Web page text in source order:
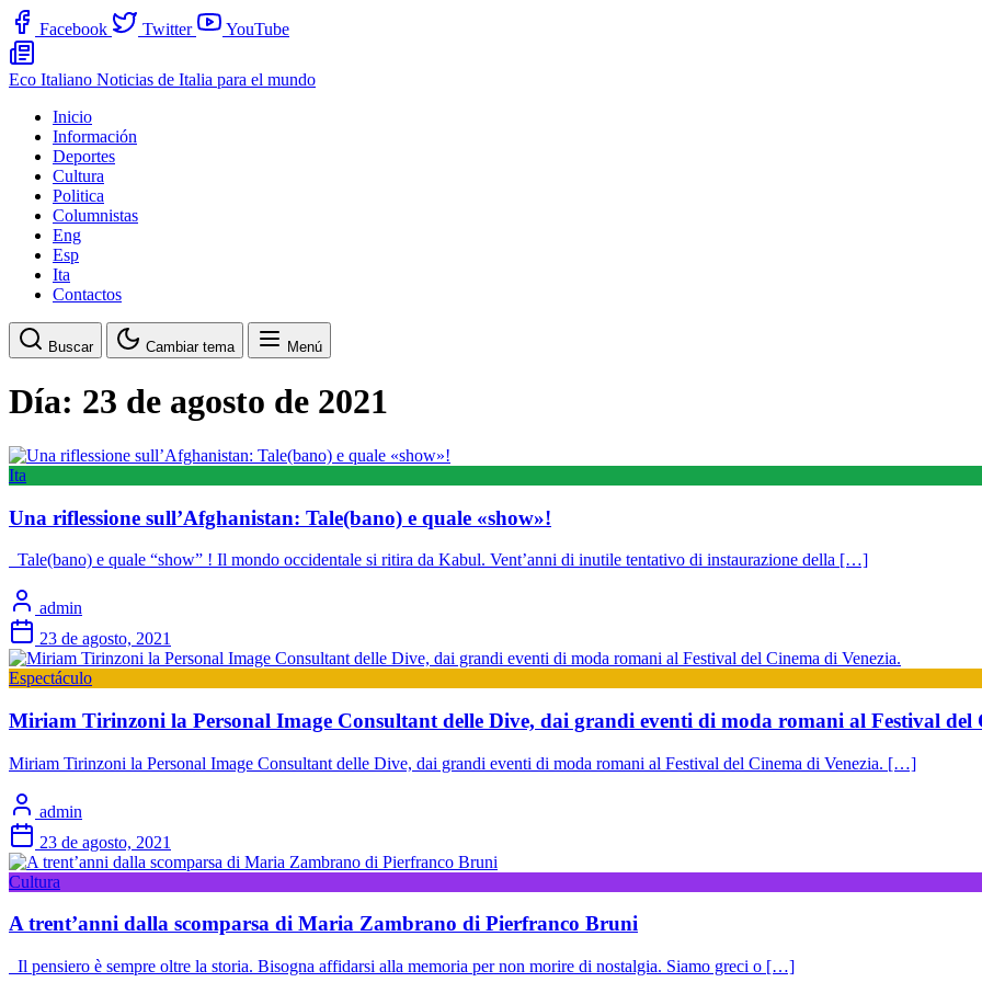
Facebook Twitter YouTube
Eco Italiano Noticias de Italia para el mundo
Inicio
Información
Deportes
Cultura
Politica
Columnistas
Eng
Esp
Ita
Contactos
Buscar Cambiar tema Menú
Día: 23 de agosto de 2021
Ita
Una riflessione sull’Afghanistan: Tale(bano) e quale «show»!
Tale(bano) e quale “show” ! Il mondo occidentale si ritira da Kabul. Vent’anni di inutile tentativo di instaurazione della […]
admin
23 de agosto, 2021
Espectáculo
Miriam Tirinzoni la Personal Image Consultant delle Dive, dai grandi eventi di moda romani al Festival del
Miriam Tirinzoni la Personal Image Consultant delle Dive, dai grandi eventi di moda romani al Festival del Cinema di Venezia. […]
admin
23 de agosto, 2021
Cultura
A trent’anni dalla scomparsa di Maria Zambrano di Pierfranco Bruni
Il pensiero è sempre oltre la storia. Bisogna affidarsi alla memoria per non morire di nostalgia. Siamo greci o […]